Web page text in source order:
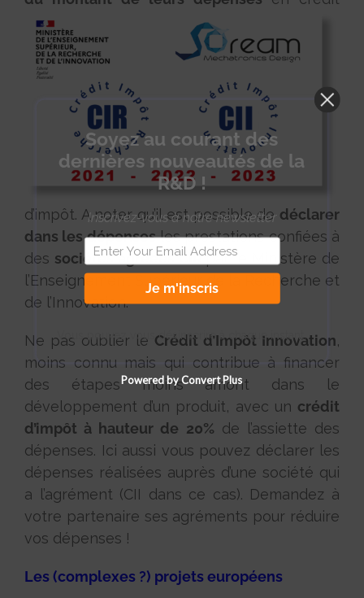
d’impôt. A noter qu’il est possible de déclarer
dans les dépensesles prestations confiées à
des sociétés agréées CIRpar le Ministère de
l’Enseignement Supérieur de la Recherche et
de l’Innovation.
Ne pas oublier le Crédit d’Impôt Innovation,
moins connu mais qui contribue à financer
des étapes moins amont dans le
développement d’un produit, avec un crédit
d’impôt à hauteur de 20% de l’assiette des
dépenses. Ici aussi vous pouvez déclarer les
dépenses réalisées auprès d’une société qui
a l’agrément (CII dans ce cas). Demandez à
votre partenaire ses agréments pour réduire
vos dépenses !
Les (complexes ?) projets européens
Soyez au courant des
dernières nouveautés de la
R&D !
Inscrivez-vous à notre newsletter
Je m'inscris
Vous pouvez vous désinscrire à chaque instant.
Powered by Convert Plus